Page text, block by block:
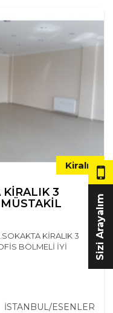
Kiralık
KİRALIK 3
KİRALIK 3
BÖLMELİ İYİ
İSTANBUL/ESENLER
Sizi Arayalım